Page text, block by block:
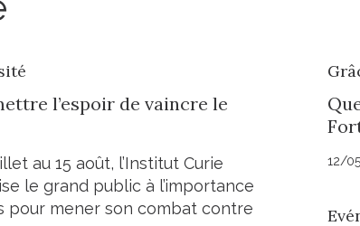
l’espoir de vaincre le
au 15 août, l’Institut Curie
le grand public à l’importance
pour mener son combat contre
12/